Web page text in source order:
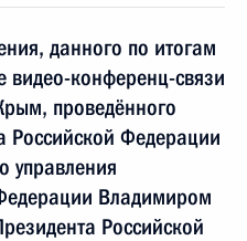
данного по итогам
конференц-связи
проведённого
Российской Федерации
управления
Владимиром
Российской